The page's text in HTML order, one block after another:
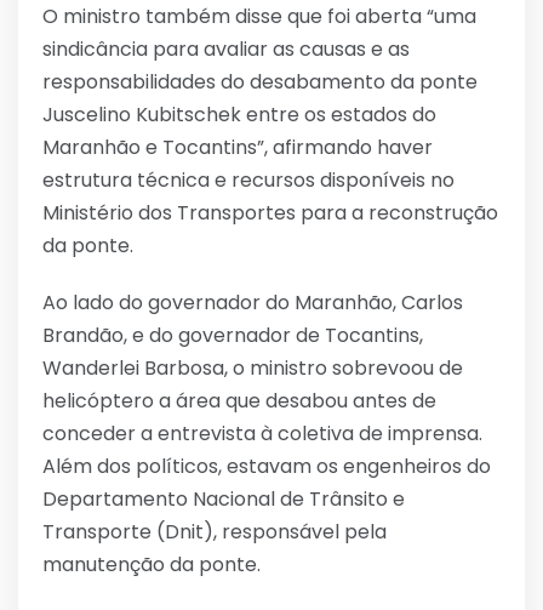
O ministro também disse que foi aberta “uma
sindicância para avaliar as causas e as
responsabilidades do desabamento da ponte
Juscelino Kubitschek entre os estados do
Maranhão e Tocantins”, afirmando haver
estrutura técnica e recursos disponíveis no
Ministério dos Transportes para a reconstrução
da ponte.
Ao lado do governador do Maranhão, Carlos
Brandão, e do governador de Tocantins,
Wanderlei Barbosa, o ministro sobrevoou de
helicóptero a área que desabou antes de
conceder a entrevista à coletiva de imprensa.
Além dos políticos, estavam os engenheiros do
Departamento Nacional de Trânsito e
Transporte (Dnit), responsável pela
manutenção da ponte.